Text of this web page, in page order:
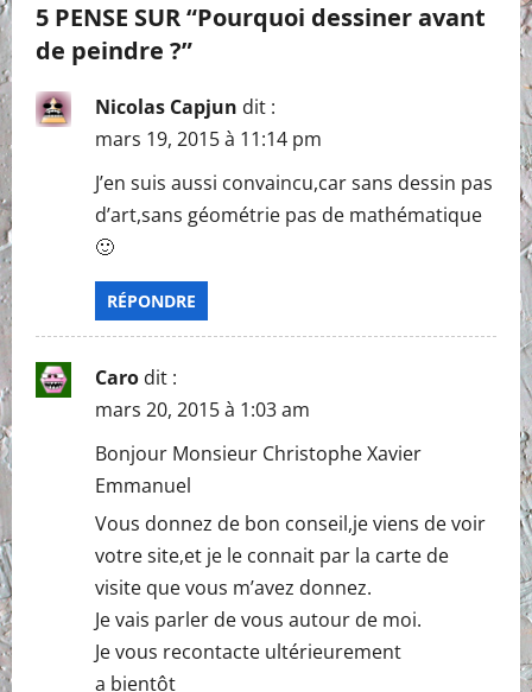
v
i
g
o
n
5 PENSE SUR “Pourquoi dessiner avant
de peindre ?”
Nicolas Capjun dit :
mars 19, 2015 à 11:14 pm
J’en suis aussi convaincu,car sans dessin pas
d’art,sans géométrie pas de mathématique
🙂
RÉPONDRE
Caro dit :
mars 20, 2015 à 1:03 am
Bonjour Monsieur Christophe Xavier
Emmanuel
Vous donnez de bon conseil,je viens de voir
votre site,et je le connait par la carte de
visite que vous m’avez donnez.
Je vais parler de vous autour de moi.
Je vous recontacte ultérieurement
a bientôt